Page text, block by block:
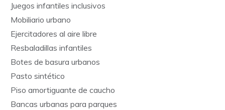
Juegos infantiles inclusivos
Mobiliario urbano
Ejercitadores al aire libre
Resbaladillas infantiles
Botes de basura urbanos
Pasto sintético
Piso amortiguante de caucho
Bancas urbanas para parques